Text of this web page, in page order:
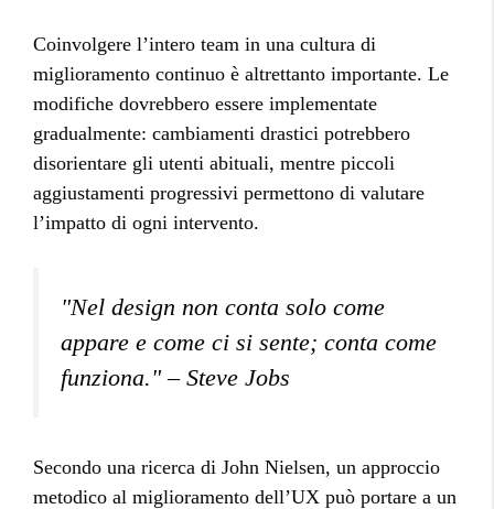
Coinvolgere l’intero team in una cultura di
miglioramento continuo è altrettanto importante. Le
modifiche dovrebbero essere implementate
gradualmente: cambiamenti drastici potrebbero
disorientare gli utenti abituali, mentre piccoli
aggiustamenti progressivi permettono di valutare
l’impatto di ogni intervento.
"Nel design non conta solo come
appare e come ci si sente; conta come
funziona." – Steve Jobs
Secondo una ricerca di John Nielsen, un approccio
metodico al miglioramento dell’UX può portare a un